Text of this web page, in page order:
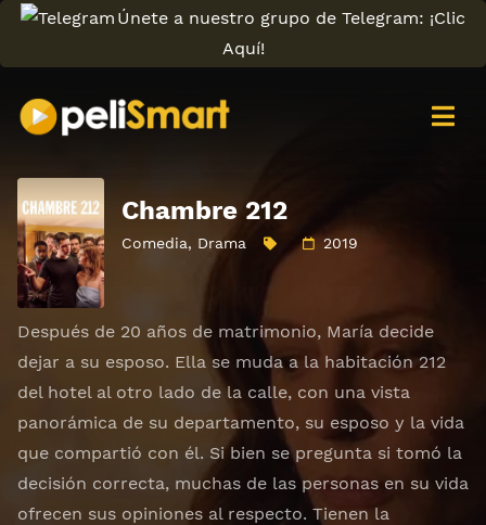
Únete a nuestro grupo de Telegram: ¡Clic
Aquí!
Chambre 212
Comedia, Drama 2019
Después de 20 años de matrimonio, María decide
dejar a su esposo. Ella se muda a la habitación 212
del hotel al otro lado de la calle, con una vista
panorámica de su departamento, su esposo y la vida
que compartió con él. Si bien se pregunta si tomó la
decisión correcta, muchas de las personas en su vida
ofrecen sus opiniones al respecto. Tienen la